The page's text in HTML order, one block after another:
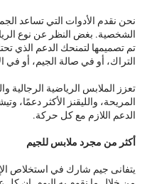
نحن نقدم الأدوات التي تساعد
الشخصية. بغض النظر عن نوع
تم تصميمها لتمنحك الدعم الذي
التراك، أو في صالة الجيم، أو في
تعزز الملابس الرياضية الرجالية
المريحة، والليقنز الأكثر دعمًا،
الدعم اللازم مع كل حركة.
أكثر من مجرد ملابس للجيم
يتفانى جيم شارك في استخلاص